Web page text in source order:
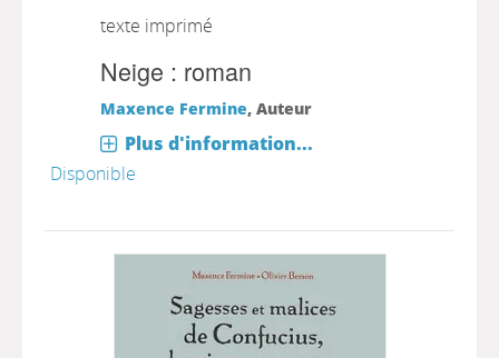
texte imprimé
Neige : roman
Maxence Fermine, Auteur
Plus d'information...
Disponible